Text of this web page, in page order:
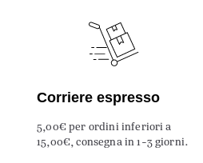
Corriere espresso
5,00€ per ordini inferiori a
15,00€, consegna in 1-3 giorni.